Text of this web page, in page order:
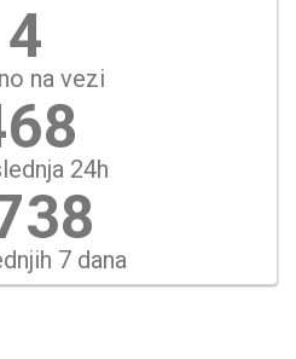
5
na vezi
24h
7 dana